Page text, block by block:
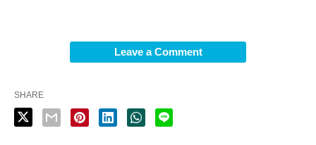
Leave a Comment
SHARE